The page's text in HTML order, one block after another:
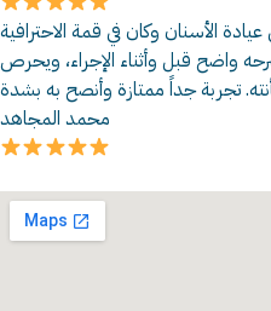
الأسنان وكان في قمة الاحترافية
واضح قبل وأثناء الإجراء، ويحرص
تجربة جداً ممتازة وأنصح به بشدة
محمد المجاهد